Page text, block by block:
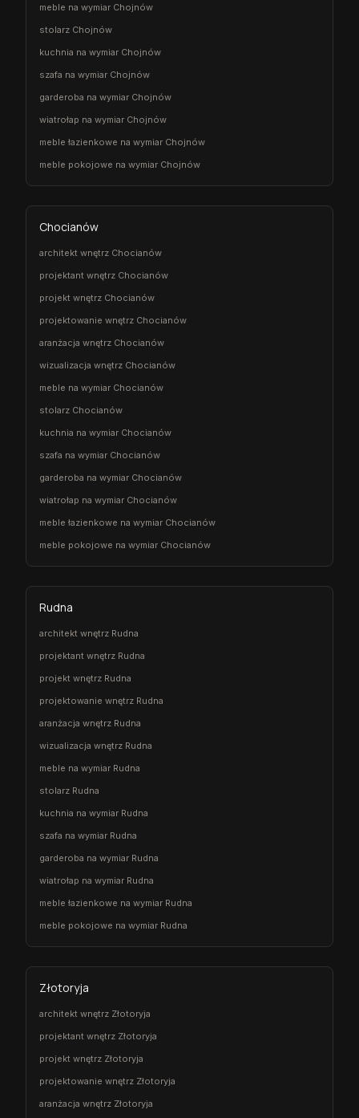
meble na wymiar Chojnów
stolarz Chojnów
kuchnia na wymiar Chojnów
szafa na wymiar Chojnów
garderoba na wymiar Chojnów
wiatrołap na wymiar Chojnów
meble łazienkowe na wymiar Chojnów
meble pokojowe na wymiar Chojnów
Chocianów
architekt wnętrz Chocianów
projektant wnętrz Chocianów
projekt wnętrz Chocianów
projektowanie wnętrz Chocianów
aranżacja wnętrz Chocianów
wizualizacja wnętrz Chocianów
meble na wymiar Chocianów
stolarz Chocianów
kuchnia na wymiar Chocianów
szafa na wymiar Chocianów
garderoba na wymiar Chocianów
wiatrołap na wymiar Chocianów
meble łazienkowe na wymiar Chocianów
meble pokojowe na wymiar Chocianów
Rudna
architekt wnętrz Rudna
projektant wnętrz Rudna
projekt wnętrz Rudna
projektowanie wnętrz Rudna
aranżacja wnętrz Rudna
wizualizacja wnętrz Rudna
meble na wymiar Rudna
stolarz Rudna
kuchnia na wymiar Rudna
szafa na wymiar Rudna
garderoba na wymiar Rudna
wiatrołap na wymiar Rudna
meble łazienkowe na wymiar Rudna
meble pokojowe na wymiar Rudna
Złotoryja
architekt wnętrz Złotoryja
projektant wnętrz Złotoryja
projekt wnętrz Złotoryja
projektowanie wnętrz Złotoryja
aranżacja wnętrz Złotoryja